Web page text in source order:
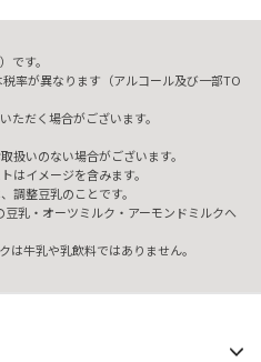
です。
率が異なります（アルコール及び一部TO
ただく場合がございます。
扱いのない場合がございます。
はイメージを含みます。
調整豆乳のことです。
乳・オーツミルク・アーモンドミルクへ
は牛乳や乳飲料ではありません。